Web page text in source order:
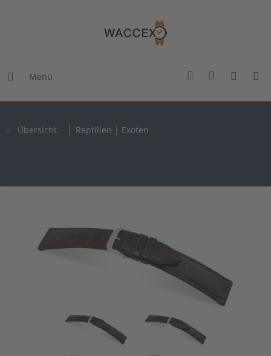
Menü
Übersicht Reptilien | Exoten